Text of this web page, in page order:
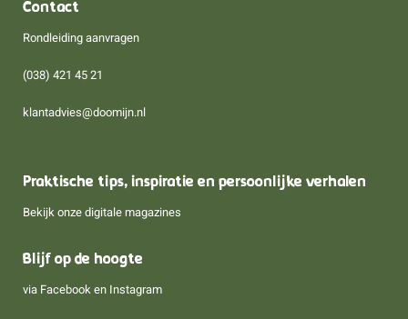
Contact
Rondleiding aanvragen
(038) 421 45 21
klantadvies@doomijn.nl
Praktische tips, inspiratie en persoonlijke verhalen
Bekijk onze digitale magazines
Blijf op de hoogte
via Facebook en Instagram